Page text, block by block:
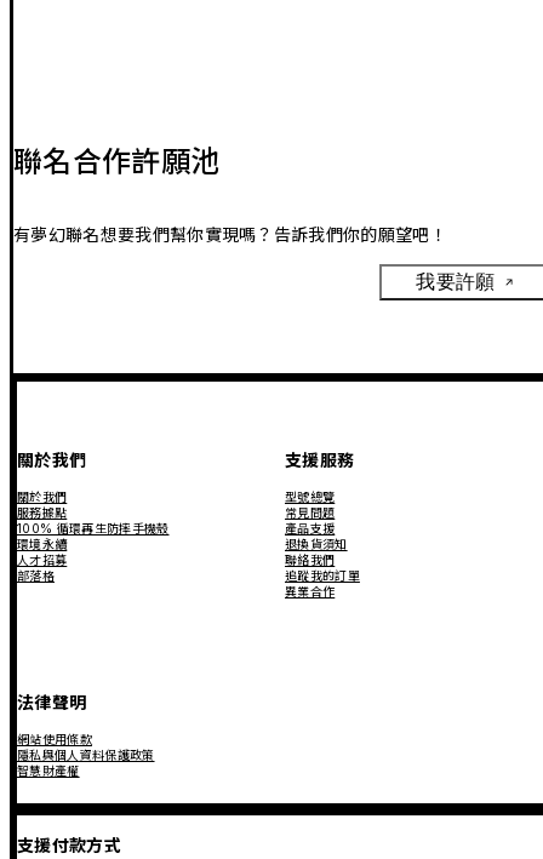
聯名合作許願池
有夢幻聯名想要我們幫你實現嗎？告訴我們你的願望吧！
我要許願
關於我們
關於我們
服務據點
100% 循環再生防摔手機殼
環境永續
人才招募
部落格
支援服務
型號總覽
常見問題
產品支援
退換貨須知
聯絡我們
追蹤我的訂單
異業合作
法律聲明
網站使用條款
隱私與個人資料保護政策
智慧財產權
支援付款方式